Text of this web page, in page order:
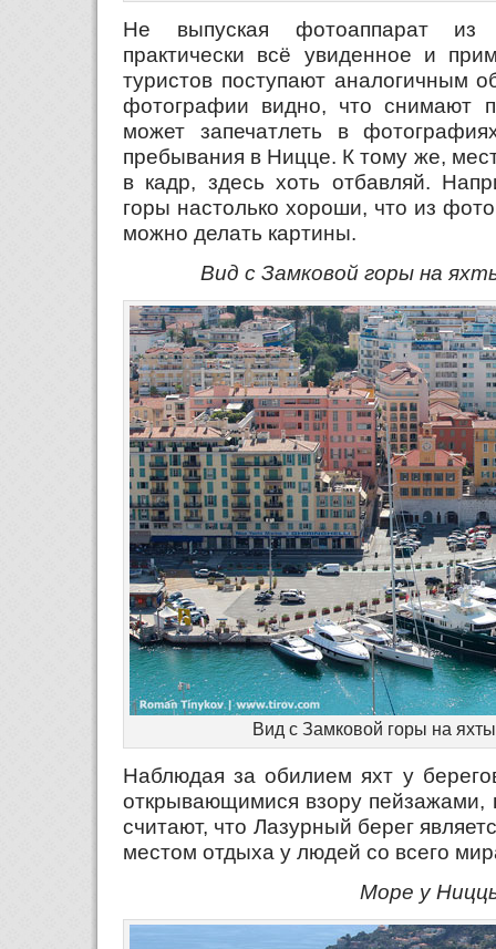
Не выпуская фотоаппарат из
практически всё увиденное и
туристов поступают аналогичным
фотографии видно, что снимают
может запечатлеть в
пребывания в Ницце. К тому же,
в кадр, здесь хоть отбавляй.
горы настолько хороши, что из
можно делать картины.
Вид с Замковой горы на
Вид с Замковой горы на
Наблюдая за обилием яхт у
открывающимися взору пейзажами,
считают, что Лазурный берег
местом отдыха у людей со всего
Море у